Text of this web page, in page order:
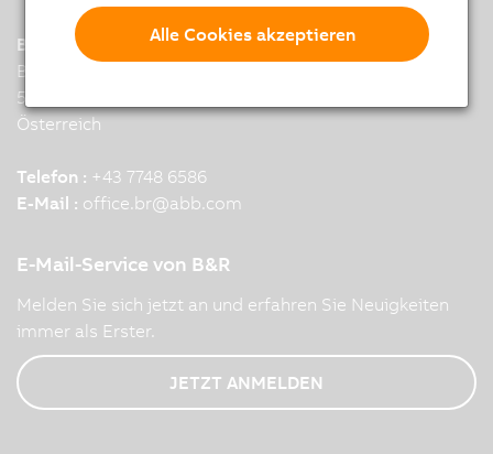
B&R Industrial Automation GmbH
B&R Strasse 1
5142 Eggelsberg
Österreich
Telefon : +43 7748 6586
E-Mail : office.br@abb.com
E-Mail-Service von B&R
Melden Sie sich jetzt an und erfahren Sie Neuigkeiten
immer als Erster.
JETZT ANMELDEN
Alle Cookies akzeptieren